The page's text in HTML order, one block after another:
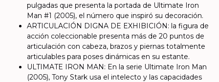
pulgadas que presenta la portada de Ultimate Iron
Man #1 (2005), el número que inspiró su decoración.
ARTICULACIÓN DIGNA DE EXHIBICIÓN: la figura de
acción coleccionable presenta más de 20 puntos de
articulación con cabeza, brazos y piernas totalmente
articulables para poses dinámicas en su estante.
ULTIMATE IRON MAN: En la serie Ultimate Iron Man
(2005), Tony Stark usa el intelecto y las capacidades